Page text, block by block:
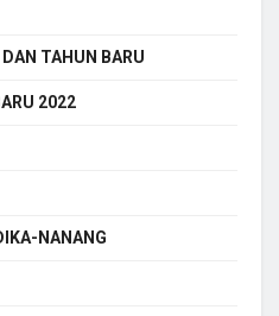
TAHUN BARU
2022
NANANG